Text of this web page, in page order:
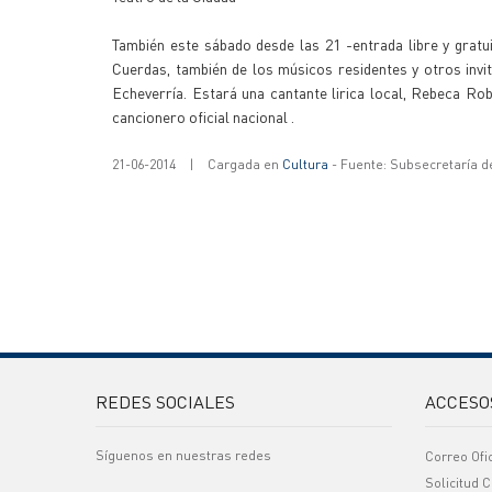
También este sábado desde las 21 -entrada libre y
Cuerdas, también de los músicos residentes y otros
Echeverría. Estará una cantante lirica local, Rebeca
cancionero oficial nacional .
21-06-2014 | Cargada en Cultura - Fuente: Subsecretaría
REDES SOCIALES
Síguenos en nuestras redes
Correo
Solicitud